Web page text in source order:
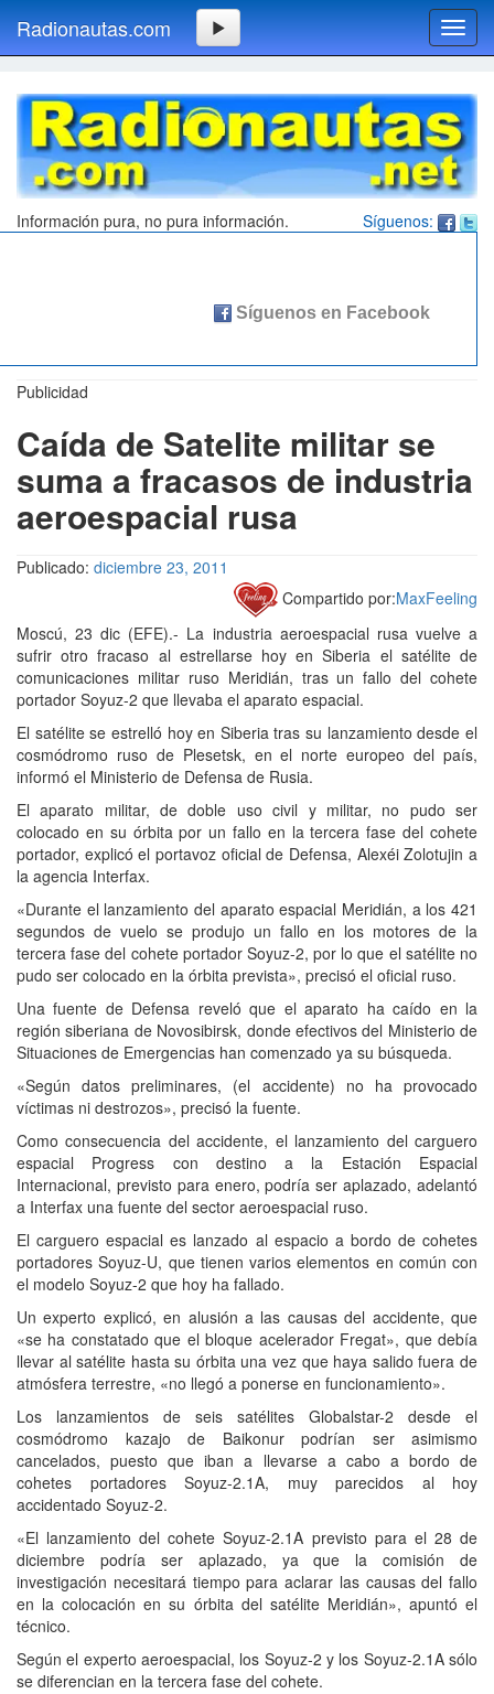
Radionautas.com
Síguenos:
Información pura, no pura información.
Publicidad
Caída de Satelite militar se
suma a fracasos de industria
aeroespacial rusa
Publicado: diciembre 23, 2011
Compartido por:MaxFeeling
Moscú, 23 dic (EFE).- La industria aeroespacial rusa vuelve a
sufrir otro fracaso al estrellarse hoy en Siberia el satélite de
comunicaciones militar ruso Meridián, tras un fallo del cohete
portador Soyuz-2 que llevaba el aparato espacial.
El satélite se estrelló hoy en Siberia tras su lanzamiento desde el
cosmódromo ruso de Plesetsk, en el norte europeo del país,
informó el Ministerio de Defensa de Rusia.
El aparato militar, de doble uso civil y militar, no pudo ser
colocado en su órbita por un fallo en la tercera fase del cohete
portador, explicó el portavoz oficial de Defensa, Alexéi Zolotujin a
la agencia Interfax.
«Durante el lanzamiento del aparato espacial Meridián, a los 421
segundos de vuelo se produjo un fallo en los motores de la
tercera fase del cohete portador Soyuz-2, por lo que el satélite no
pudo ser colocado en la órbita prevista», precisó el oficial ruso.
Una fuente de Defensa reveló que el aparato ha caído en la
región siberiana de Novosibirsk, donde efectivos del Ministerio de
Situaciones de Emergencias han comenzado ya su búsqueda.
«Según datos preliminares, (el accidente) no ha provocado
víctimas ni destrozos», precisó la fuente.
Como consecuencia del accidente, el lanzamiento del carguero
espacial Progress con destino a la Estación Espacial
Internacional, previsto para enero, podría ser aplazado, adelantó
a Interfax una fuente del sector aeroespacial ruso.
El carguero espacial es lanzado al espacio a bordo de cohetes
portadores Soyuz-U, que tienen varios elementos en común con
el modelo Soyuz-2 que hoy ha fallado.
Un experto explicó, en alusión a las causas del accidente, que
«se ha constatado que el bloque acelerador Fregat», que debía
llevar al satélite hasta su órbita una vez que haya salido fuera de
atmósfera terrestre, «no llegó a ponerse en funcionamiento».
Los lanzamientos de seis satélites Globalstar-2 desde el
cosmódromo kazajo de Baikonur podrían ser asimismo
cancelados, puesto que iban a llevarse a cabo a bordo de
cohetes portadores Soyuz-2.1A, muy parecidos al hoy
accidentado Soyuz-2.
«El lanzamiento del cohete Soyuz-2.1A previsto para el 28 de
diciembre podría ser aplazado, ya que la comisión de
investigación necesitará tiempo para aclarar las causas del fallo
en la colocación en su órbita del satélite Meridián», apuntó el
técnico.
Según el experto aeroespacial, los Soyuz-2 y los Soyuz-2.1A sólo
se diferencian en la tercera fase del cohete.